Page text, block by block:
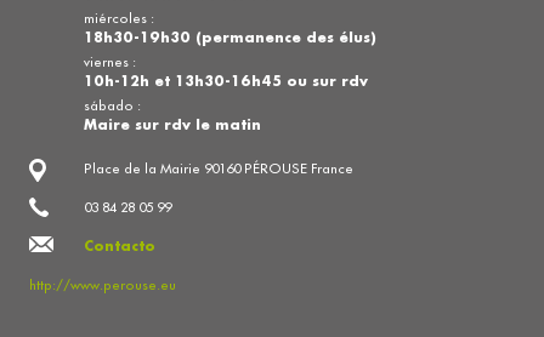
Place de la Mairie 90160 PÉROUSE France
03 84 28 05 99
Contacto
http://www.perouse.eu
miércoles :
18h30-19h30 (permanence des élus)
viernes :
10h-12h et 13h30-16h45 ou sur rdv
sábado :
Maire sur rdv le matin